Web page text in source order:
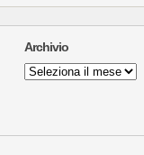
Archivio
Archivio